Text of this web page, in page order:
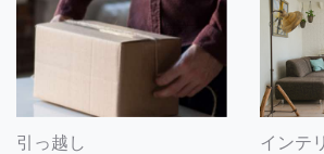
引っ越し インテ